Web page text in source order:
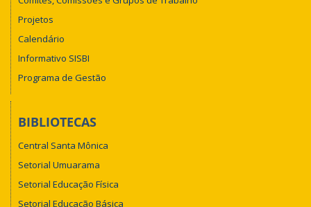
Projetos
Calendário
Informativo SISBI
Programa de Gestão
BIBLIOTECAS
Central Santa Mônica
Setorial Umuarama
Setorial Educação Física
Setorial Educação Básica